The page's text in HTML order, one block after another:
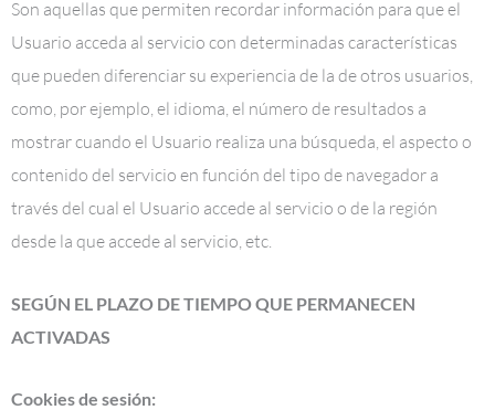
Son aquellas que permiten recordar información para que el
Usuario acceda al servicio con determinadas características
que pueden diferenciar su experiencia de la de otros usuarios,
como, por ejemplo, el idioma, el número de resultados a
mostrar cuando el Usuario realiza una búsqueda, el aspecto o
contenido del servicio en función del tipo de navegador a
través del cual el Usuario accede al servicio o de la región
desde la que accede al servicio, etc.
SEGÚN EL PLAZO DE TIEMPO QUE PERMANECEN
ACTIVADAS
Cookies de sesión: